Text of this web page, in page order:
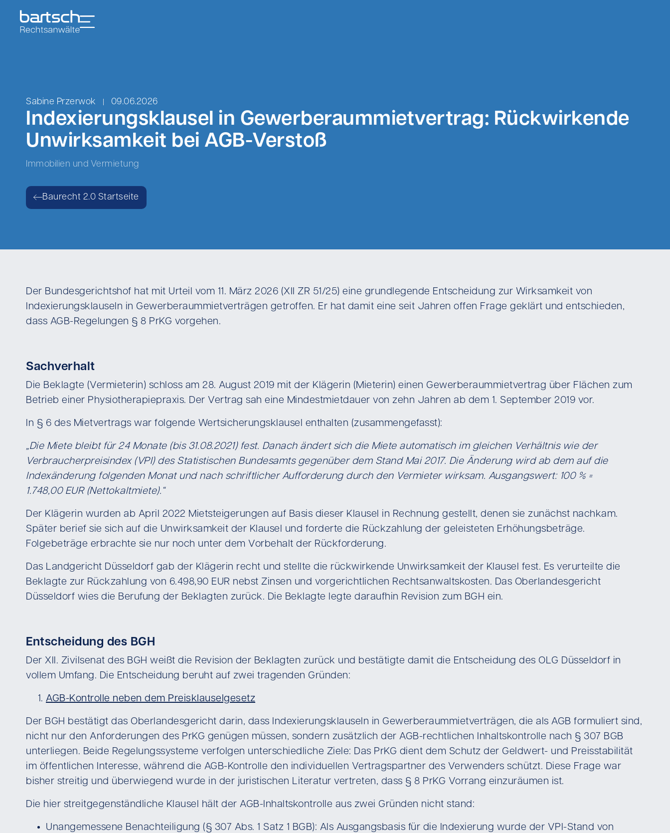
Sabine Przerwok 09.06.2026
Indexierungsklausel in Gewerberaummietvertrag: Rückwirkende
Unwirksamkeit bei AGB-Verstoß
Immobilien und Vermietung
Baurecht 2.0 Startseite
Der Bundesgerichtshof hat mit Urteil vom 11. März 2026 (XII ZR 51/25) eine grundlegende Entscheidung zur Wirksamkeit von
Indexierungsklauseln in Gewerberaummietverträgen getroffen. Er hat damit eine seit Jahren offen Frage geklärt und entschieden,
dass AGB-Regelungen § 8 PrKG vorgehen.
Sachverhalt
Die Beklagte (Vermieterin) schloss am 28. August 2019 mit der Klägerin (Mieterin) einen Gewerberaummietvertrag über Flächen zum
Betrieb einer Physiotherapiepraxis. Der Vertrag sah eine Mindestmietdauer von zehn Jahren ab dem 1. September 2019 vor.
In § 6 des Mietvertrags war folgende Wertsicherungsklausel enthalten (zusammengefasst):
„Die Miete bleibt für 24 Monate (bis 31.08.2021) fest. Danach ändert sich die Miete automatisch im gleichen Verhältnis wie der
Verbraucherpreisindex (VPI) des Statistischen Bundesamts gegenüber dem Stand Mai 2017. Die Änderung wird ab dem auf die
Indexänderung folgenden Monat und nach schriftlicher Aufforderung durch den Vermieter wirksam. Ausgangswert: 100 % =
1.748,00 EUR (Nettokaltmiete).“
Der Klägerin wurden ab April 2022 Mietsteigerungen auf Basis dieser Klausel in Rechnung gestellt, denen sie zunächst nachkam.
Später berief sie sich auf die Unwirksamkeit der Klausel und forderte die Rückzahlung der geleisteten Erhöhungsbeträge.
Folgebeträge erbrachte sie nur noch unter dem Vorbehalt der Rückforderung.
Das Landgericht Düsseldorf gab der Klägerin recht und stellte die rückwirkende Unwirksamkeit der Klausel fest. Es verurteilte die
Beklagte zur Rückzahlung von 6.498,90 EUR nebst Zinsen und vorgerichtlichen Rechtsanwaltskosten. Das Oberlandesgericht
Düsseldorf wies die Berufung der Beklagten zurück. Die Beklagte legte daraufhin Revision zum BGH ein.
Entscheidung des BGH
Der XII. Zivilsenat des BGH weißt die Revision der Beklagten zurück und bestätigte damit die Entscheidung des OLG Düsseldorf in
vollem Umfang. Die Entscheidung beruht auf zwei tragenden Gründen:
AGB-Kontrolle neben dem Preisklauselgesetz
Der BGH bestätigt das Oberlandesgericht darin, dass Indexierungsklauseln in Gewerberaummietverträgen, die als AGB formuliert sind,
nicht nur den Anforderungen des PrKG genügen müssen, sondern zusätzlich der AGB-rechtlichen Inhaltskontrolle nach § 307 BGB
unterliegen. Beide Regelungssysteme verfolgen unterschiedliche Ziele: Das PrKG dient dem Schutz der Geldwert- und Preisstabilität
im öffentlichen Interesse, während die AGB-Kontrolle den individuellen Vertragspartner des Verwenders schützt. Diese Frage war
bisher streitig und überwiegend wurde in der juristischen Literatur vertreten, dass § 8 PrKG Vorrang einzuräumen ist.
Die hier streitgegenständliche Klausel hält der AGB-Inhaltskontrolle aus zwei Gründen nicht stand:
Unangemessene Benachteiligung (§ 307 Abs. 1 Satz 1 BGB): Als Ausgangsbasis für die Indexierung wurde der VPI-Stand von